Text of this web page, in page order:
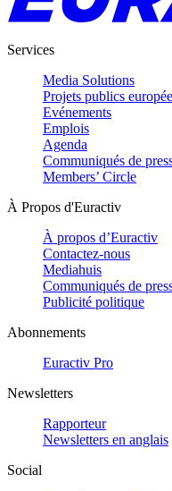
Services
Media Solutions
Projets publics
Evénements
Emplois
Agenda
Communiqués de
Members’ Circle
À Propos d'Euractiv
À propos d’Euractiv
Contactez-nous
Mediahuis
Communiqués de
Publicité politique
Abonnements
Euractiv Pro
Newsletters
Rapporteur
Newsletters en anglais
Social